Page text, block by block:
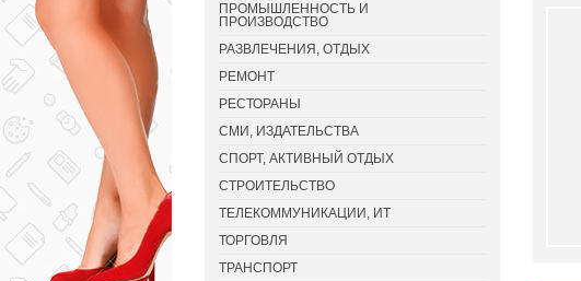
ПРОМЫШЛЕННОСТЬ И
ПРОИЗВОДСТВО
РАЗВЛЕЧЕНИЯ, ОТДЫХ
РЕМОНТ
РЕСТОРАНЫ
СМИ, ИЗДАТЕЛЬСТВА
СПОРТ, АКТИВНЫЙ ОТДЫХ
СТРОИТЕЛЬСТВО
ТЕЛЕКОММУНИКАЦИИ, ИТ
ТОРГОВЛЯ
ТРАНСПОРТ